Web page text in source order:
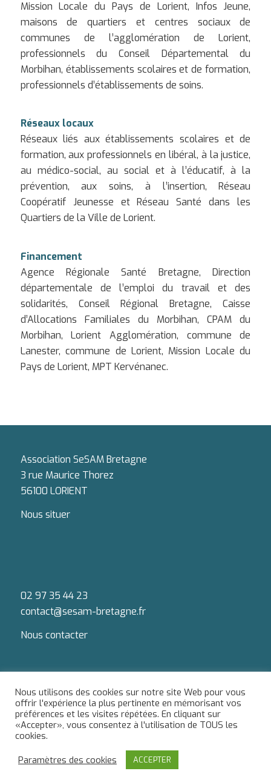
Mission Locale du Pays de Lorient, Infos Jeune,
maisons de quartiers et centres sociaux de
communes de l’agglomération de Lorient,
professionnels du Conseil Départemental du
Morbihan, établissements scolaires et de formation,
professionnels d’établissements de soins.
Réseaux locaux
Réseaux liés aux établissements scolaires et de
formation, aux professionnels en libéral, à la justice,
au médico-social, au social et à l’éducatif, à la
prévention, aux soins, à l’insertion, Réseau
Coopératif Jeunesse et Réseau Santé dans les
Quartiers de la Ville de Lorient.
Financement
Agence Régionale Santé Bretagne, Direction
départementale de l’emploi du travail et des
solidarités, Conseil Régional Bretagne, Caisse
d’Allocations Familiales du Morbihan, CPAM du
Morbihan, Lorient Agglomération, commune de
Lanester, commune de Lorient, Mission Locale du
Pays de Lorient, MPT Kervénanec.
Association SeSAM Bretagne
3 rue Maurice Thorez
56100 LORIENT
Nous situer
02 97 35 44 23
contact@sesam-bretagne.fr
Nous contacter
Du lundi au jeudi : 9h-12h / 13h-18h
Le vendredi : 9h-12h / 13h-17h
Nous utilisons des cookies sur notre site Web pour vous
offrir l'expérience la plus pertinente en mémorisant vos
préférences et les visites répétées. En cliquant sur
«Accepter», vous consentez à l'utilisation de TOUS les
cookies.
Paramètres des cookies
ACCEPTER